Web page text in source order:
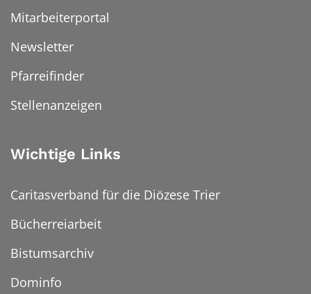
Mitarbeiterportal
Newsletter
Pfarreifinder
Stellenanzeigen
Wichtige Links
Caritasverband für die Diözese Trier
Bücherreiarbeit
Bistumsarchiv
Dominfo